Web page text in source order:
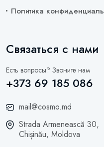
Политика
Связаться с нами
Есть вопросы? Звоните нам
+373 69 185 086
mail@cosmo.md
Strada Armenească 30,
Chișinău, Moldova